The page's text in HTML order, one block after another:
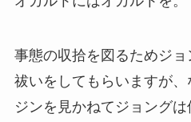
事態の収拾を図るためジ
祓いをしてもらいますが
ジンを見かねてジョング